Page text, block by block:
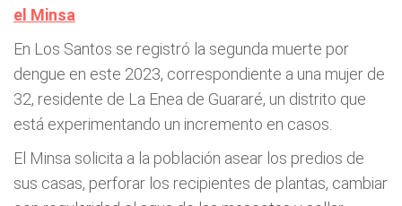
el Minsa
En Los Santos se registró la segunda muerte por
dengue en este 2023, correspondiente a una mujer de
32, residente de La Enea de Guararé, un distrito que
está experimentando un incremento en casos.
El Minsa solicita a la población asear los predios de
sus casas, perforar los recipientes de plantas, cambiar